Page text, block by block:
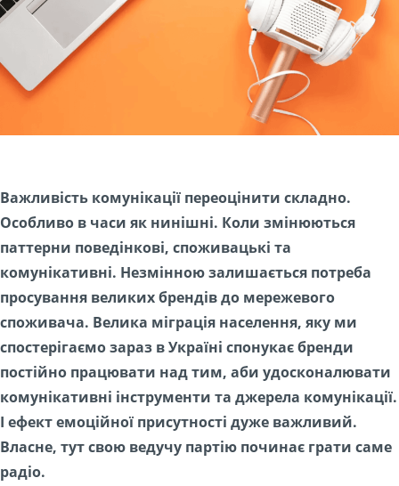
Важливість комунікації переоцінити складно.
Особливо в часи як нинішні. Коли змінюються
паттерни поведінкові, споживацькі та
комунікативні. Незмінною залишається потреба
просування великих брендів до мережевого
споживача. Велика міграція населення, яку ми
спостерігаємо зараз в Україні спонукає бренди
постійно працювати над тим, аби удосконалювати
комунікативні інструменти та джерела комунікації.
І ефект емоційної присутності дуже важливий.
Власне, тут свою ведучу партію починає грати саме
радіо.